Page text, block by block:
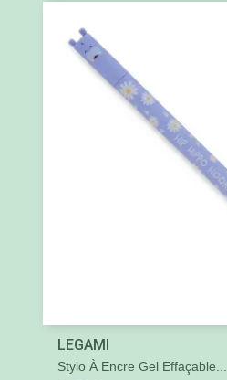
LEGAMI
Stylo À Encre Gel Effaçable...